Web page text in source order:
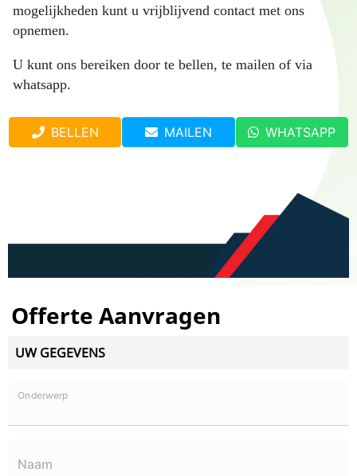
mogelijkheden kunt u vrijblijvend contact met ons
opnemen.
U kunt ons bereiken door te bellen, te mailen of via
whatsapp.
BELLEN MAILEN WHATSAPP
Offerte Aanvragen
UW GEGEVENS
Onderwerp
Naam